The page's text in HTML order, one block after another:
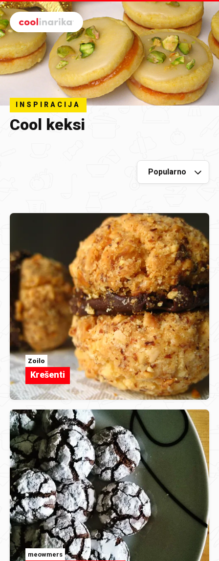
Preskoči na glavni sadržaj
INSPIRACIJA
Cool keksi
Zoilo
Krešenti
meowmers